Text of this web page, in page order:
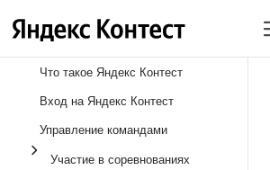
Что такое Яндекс Контест
Вход на Яндекс Контест
Управление командами
Участие в соревнованиях